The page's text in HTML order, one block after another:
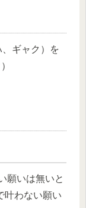
ギャク）を
願いは無いと
叶わない願い